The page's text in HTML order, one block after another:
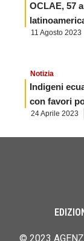
OCLAE, 57
11 Agosto 2023
Notizia
Indigeni
con favori
24 Aprile 2023
© 2023